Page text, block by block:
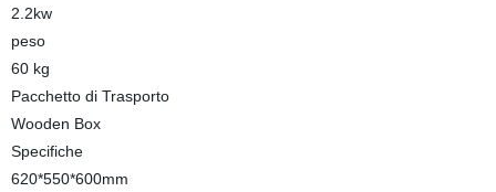
2.2kw
peso
60 kg
Pacchetto di Trasporto
Wooden Box
Specifiche
620*550*600mm